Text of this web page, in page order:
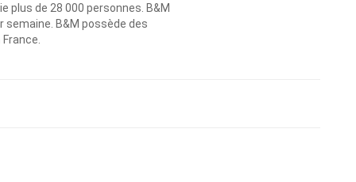
plus de 28 000 personnes. B&M
B&M possède des